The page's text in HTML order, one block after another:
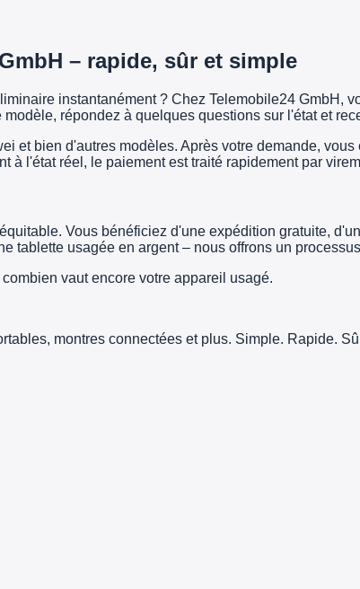
– rapide, sûr et simple
instantanément ? Chez Telemobile24 GmbH,
répondez à quelques questions sur l'état et
et bien d'autres modèles. Après votre demande,
l'état réel, le paiement est traité rapidement par
Vous bénéficiez d'une expédition gratuite,
tablette usagée en argent – nous offrons un
vaut encore votre appareil usagé.
montres connectées et plus. Simple. Rapide.